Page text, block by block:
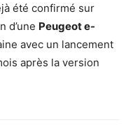
été confirmé sur
d’une Peugeot e-
avec un lancement
après la version